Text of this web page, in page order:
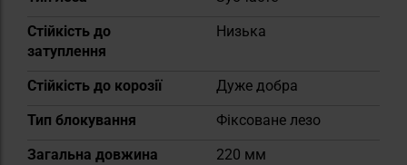
Стійкість до
затуплення
Низька
Стійкість до корозії
Дуже добра
Тип блокування
Фіксоване лезо
Загальна довжина
220 мм